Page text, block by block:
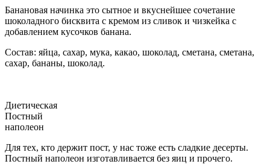
Банановая начинка это сытное и вкуснейшее сочетание
шоколадного бисквита с кремом из сливок и чизкейка с
добавлением кусочков банана.
Состав: яйца, сахар, мука, какао, шоколад, сметана, сметана,
сахар, бананы, шоколад.
Диетическая
Постный
наполеон
Для тех, кто держит пост, у нас тоже есть сладкие десерты.
Постный наполеон изготавливается без яиц и прочего.